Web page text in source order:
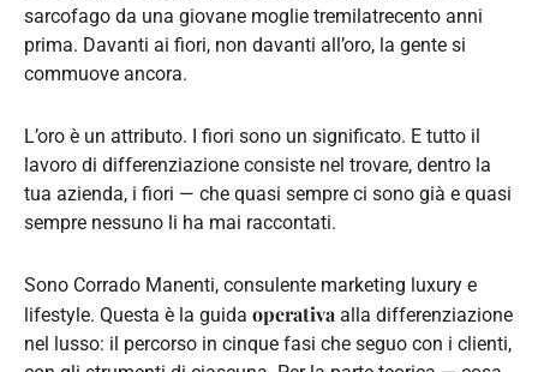
sarcofago da una giovane moglie tremilatrecento anni
prima. Davanti ai fiori, non davanti all’oro, la gente si
commuove ancora.
L’oro è un attributo. I fiori sono un significato. E tutto il
lavoro di differenziazione consiste nel trovare, dentro la
tua azienda, i fiori — che quasi sempre ci sono già e quasi
sempre nessuno li ha mai raccontati.
Sono Corrado Manenti, consulente marketing luxury e
lifestyle. Questa è la guida operativa alla differenziazione
nel lusso: il percorso in cinque fasi che seguo con i clienti,